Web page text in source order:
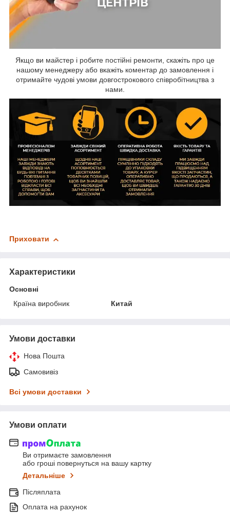
Якщо ви майстер і робите постійні ремонти, скажіть про це
нашому менеджеру або вкажіть коментар до замовлення і
отримайте чудові умови довгострокового співробітництва з
нами.
Приховати
Характеристики
Основні
Країна виробник
Китай
Умови доставки
Нова Пошта
Самовивіз
Всі умови доставки
Умови оплати
Ви отримаєте замовлення
або гроші повернуться на вашу картку
Детальніше
Післяплата
Оплата на рахунок